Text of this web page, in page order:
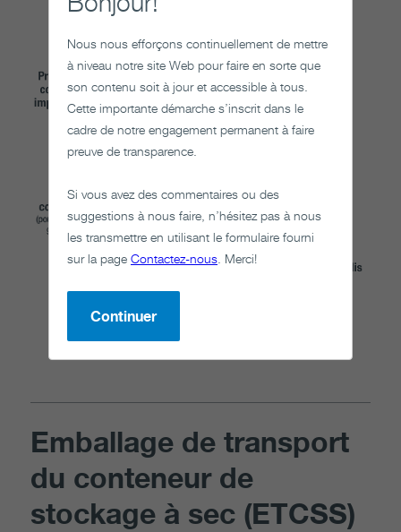
Emballage de transport
du conteneur de
stockage à sec (ETCSS)
Nous nous efforçons continuellement de mettre
à niveau notre site Web pour faire en sorte que
son contenu soit à jour et accessible à tous.
Cette importante démarche s’inscrit dans le
cadre de notre engagement permanent à faire
preuve de transparence.
Si vous avez des commentaires ou des
suggestions à nous faire, n’hésitez pas à nous
les transmettre en utilisant le formulaire fourni
sur la page Contactez-nous . Merci!
Continuer